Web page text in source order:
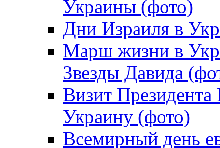
Украины (фото)
Дни Израиля в
Марш жизни в
Звезды Давида
Визит
Украину (фото)
Всемирный день